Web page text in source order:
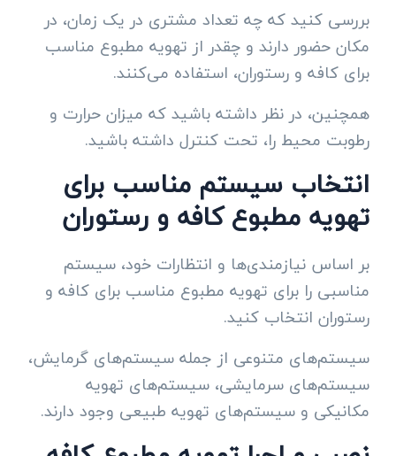
بررسی کنید که چه تعداد مشتری در یک زمان، در
مکان حضور دارند و چقدر از تهویه مطبوع مناسب
برای کافه و رستوران، استفاده می‌کنند.
همچنین، در نظر داشته باشید که میزان حرارت و
رطوبت محیط را، تحت کنترل داشته باشید.
انتخاب سیستم مناسب برای
تهویه مطبوع کافه و رستوران
بر اساس نیازمندی‌ها و انتظارات خود، سیستم
مناسبی را برای تهویه مطبوع مناسب برای کافه و
رستوران انتخاب کنید.
سیستم‌های متنوعی از جمله سیستم‌های گرمایش،
سیستم‌های سرمایشی، سیستم‌های تهویه
مکانیکی و سیستم‌های تهویه طبیعی وجود دارند.